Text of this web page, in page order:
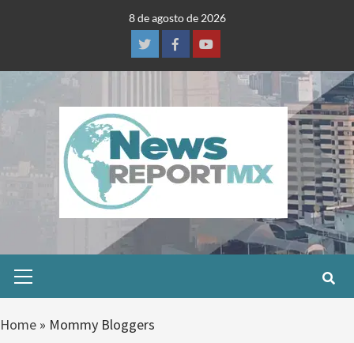
8 de agosto de 2026
TwitterFacebookYoutube
Menu
Home » Mommy Bloggers